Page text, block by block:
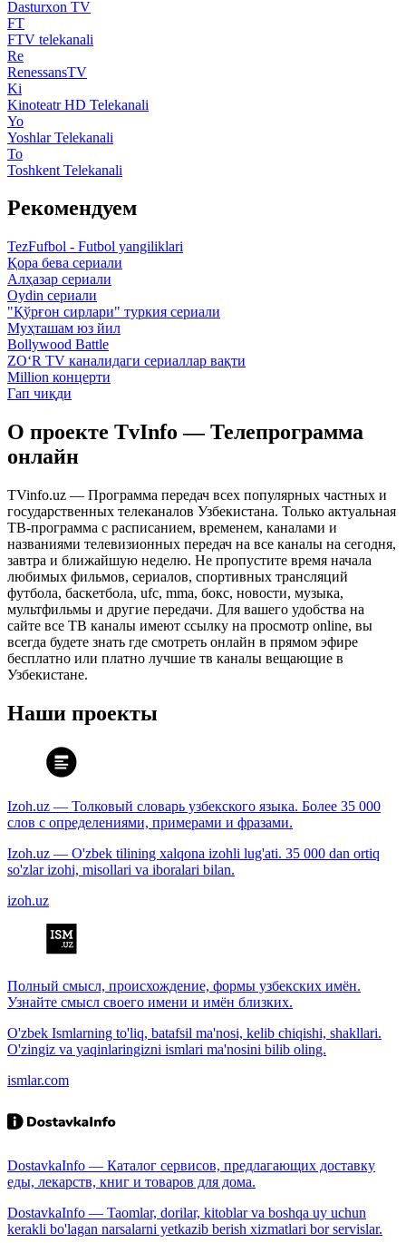
Dasturxon TV
FT
FTV telekanali
Re
RenessansTV
Ki
Kinoteatr HD Telekanali
Yo
Yoshlar Telekanali
To
Toshkent Telekanali
Рекомендуем
TezFufbol - Futbol yangiliklari
Қора бева сериали
Алҳазар сериали
Oydin сериали
"Қўрғон сирлари" туркия сериали
Муҳташам юз йил
Bollywood Battle
ZO‘R TV каналидаги сериаллар вақти
Million концерти
Гап чиқди
О проекте TvInfo — Телепрограмма
онлайн
TVinfo.uz — Программа передач всех популярных частных и
государственных телеканалов Узбекистана. Только актуальная
ТВ-программа с расписанием, временем, каналами и
названиями телевизионных передач на все каналы на сегодня,
завтра и ближайшую неделю. Не пропустите время начала
любимых фильмов, сериалов, спортивных трансляций
футбола, баскетбола, ufc, mma, бокс, новости, музыка,
мультфильмы и другие передачи. Для вашего удобства на
сайте все ТВ каналы имеют ссылку на просмотр online, вы
всегда будете знать где смотреть онлайн в прямом эфире
бесплатно или платно лучшие тв каналы вещающие в
Узбекистане.
Наши проекты
Izoh.uz — Толковый словарь узбекского языка. Более 35 000
слов с определениями, примерами и фразами.
Izoh.uz — O'zbek tilining xalqona izohli lug'ati. 35 000 dan ortiq
so'zlar izohi, misollari va iboralari bilan.
izoh.uz
Полный смысл, происхождение, формы узбекских имён.
Узнайте смысл своего имени и имён близких.
O'zbek Ismlarning to'liq, batafsil ma'nosi, kelib chiqishi, shakllari.
O'zingiz va yaqinlaringizni ismlari ma'nosini bilib oling.
ismlar.com
DostavkaInfo — Каталог сервисов, предлагающих доставку
еды, лекарств, книг и товаров для дома.
DostavkaInfo — Taomlar, dorilar, kitoblar va boshqa uy uchun
kerakli bo'lagan narsalarni yetkazib berish xizmatlari bor servislar.